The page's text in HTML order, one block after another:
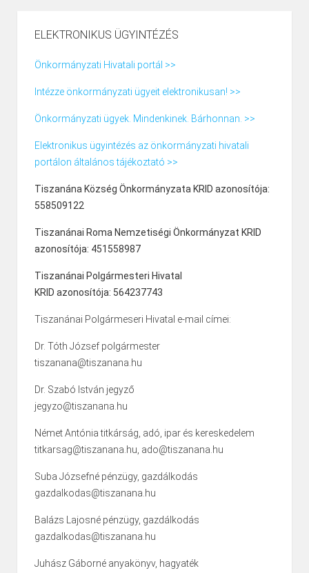
ELEKTRONIKUS ÜGYINTÉZÉS
Önkormányzati Hivatali portál >>
Intézze önkormányzati ügyeit elektronikusan! >>
Önkormányzati ügyek. Mindenkinek. Bárhonnan. >>
Elektronikus ügyintézés az önkormányzati hivatali
portálon általános tájékoztató >>
Tiszanána Község Önkormányzata KRID azonosítója:
558509122
Tiszanánai Roma Nemzetiségi Önkormányzat KRID
azonosítója: 451558987
Tiszanánai Polgármesteri Hivatal
KRID azonosítója: 564237743
Tiszanánai Polgármeseri Hivatal e-mail címei:
Dr. Tóth József polgármester
tiszanana@tiszanana.hu
Dr. Szabó István jegyző
jegyzo@tiszanana.hu
Német Antónia titkárság, adó, ipar és kereskedelem
titkarsag@tiszanana.hu, ado@tiszanana.hu
Suba Józsefné pénzügy, gazdálkodás
gazdalkodas@tiszanana.hu
Balázs Lajosné pénzügy, gazdálkodás
gazdalkodas@tiszanana.hu
Juhász Gáborné anyakönyv, hagyaték